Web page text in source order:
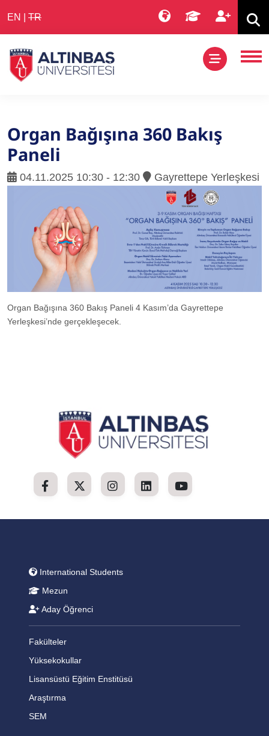
EN TR
Organ Bağışına 360 Bakış
Paneli
04.11.2025 10:30 - 12:30 Gayrettepe Yerleşkesi
Organ Bağışına 360 Bakış Paneli 4 Kasım’da Gayrettepe
Yerleşkesi’nde gerçekleşecek.
International Students
Mezun
Aday Öğrenci
Fakülteler
Yüksekokullar
Lisansüstü Eğitim Enstitüsü
Araştırma
SEM